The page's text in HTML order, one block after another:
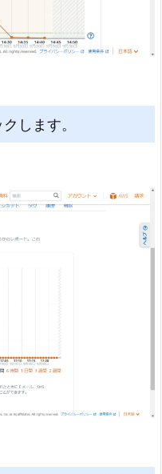
します。